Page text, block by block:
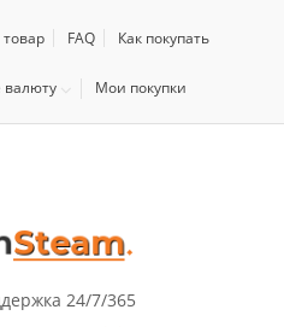
FAQ Как покупать
валюту Мои покупки
24/7/365